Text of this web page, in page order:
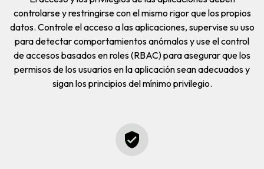
controlarse y restringirse con el mismo rigor que los propios
datos. Controle el acceso a las aplicaciones, supervise su uso
para detectar comportamientos anómalos y use elcontrol
de accesos basados en roles (RBAC) para asegurar que los
permisos de los usuarios en la aplicación sean adecuados y
sigan los principios del mínimo privilegio.